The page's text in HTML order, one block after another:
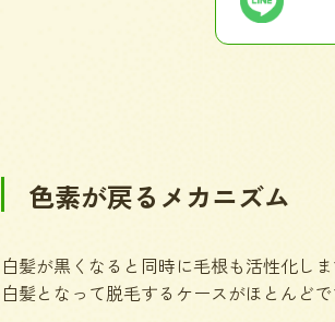
色素が戻るメカニズム
白髪が黒くなると同時に毛根も活性化し
白髪となって脱毛するケースがほとんどで